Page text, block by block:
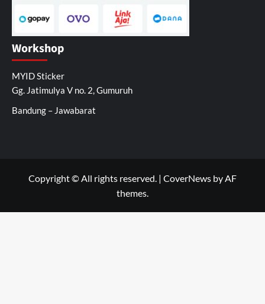
Workshop
MYID Sticker
Gg. Jatimulya V no. 2, Gumuruh
Bandung – Jawabarat
Copyright © All rights reserved. | CoverNews by AF
themes.